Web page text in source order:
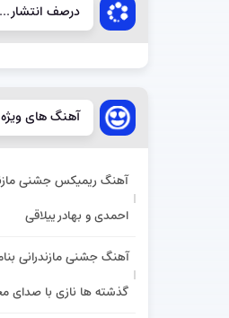
درصف انتشار...
آهنگ های ویژه
آهنگ ریمیکس جشنی
احمدی و بهادر ییلاقی
آهنگ جشنی مازندرانی
گذشته ها نازی با صدای